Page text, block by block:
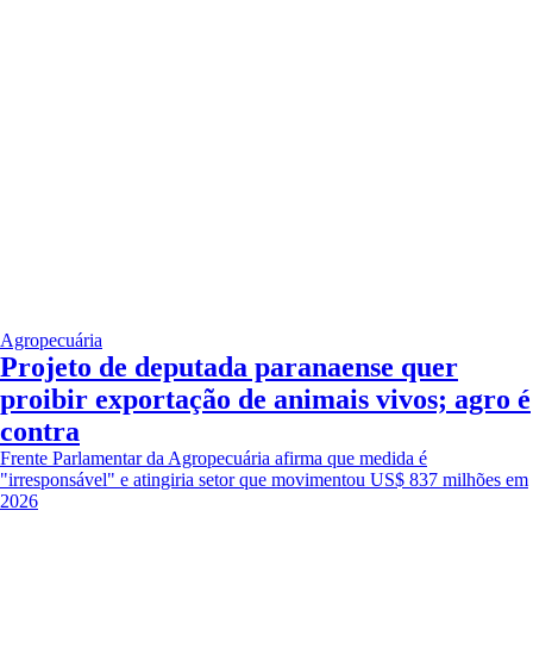
Agropecuária
Projeto de deputada paranaense quer
proibir exportação de animais vivos; agro é
contra
Frente Parlamentar da Agropecuária afirma que medida é
"irresponsável" e atingiria setor que movimentou US$ 837 milhões em
2026